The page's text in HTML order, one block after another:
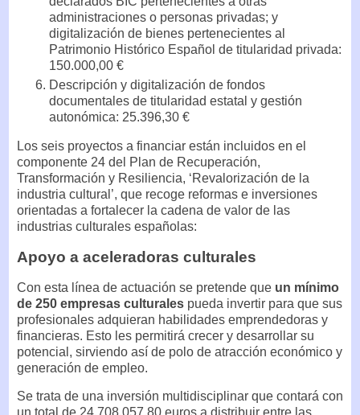
administraciones o personas privadas; y
digitalización de bienes pertenecientes al
Patrimonio Histórico Español de titularidad privada:
150.000,00 €
Descripción y digitalización de fondos
documentales de titularidad estatal y gestión
autonómica: 25.396,30 €
Los seis proyectos a financiar están incluidos en el
componente 24 del Plan de Recuperación,
Transformación y Resiliencia, ‘Revalorización de la
industria cultural’, que recoge reformas e inversiones
orientadas a fortalecer la cadena de valor de las
industrias culturales españolas:
Apoyo a aceleradoras culturales
Con esta línea de actuación se pretende que un mínimo
de 250 empresas culturales pueda invertir para que sus
profesionales adquieran habilidades emprendedoras y
financieras. Esto les permitirá crecer y desarrollar su
potencial, sirviendo así de polo de atracción económico y
generación de empleo.
Se trata de una inversión multidisciplinar que contará con